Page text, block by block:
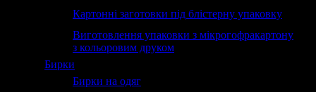
Картонні заготовки під блістерну упаковку
Виготовлення упаковки з мікрогофракартону
з кольоровим друком
Бирки
Бирки на одяг